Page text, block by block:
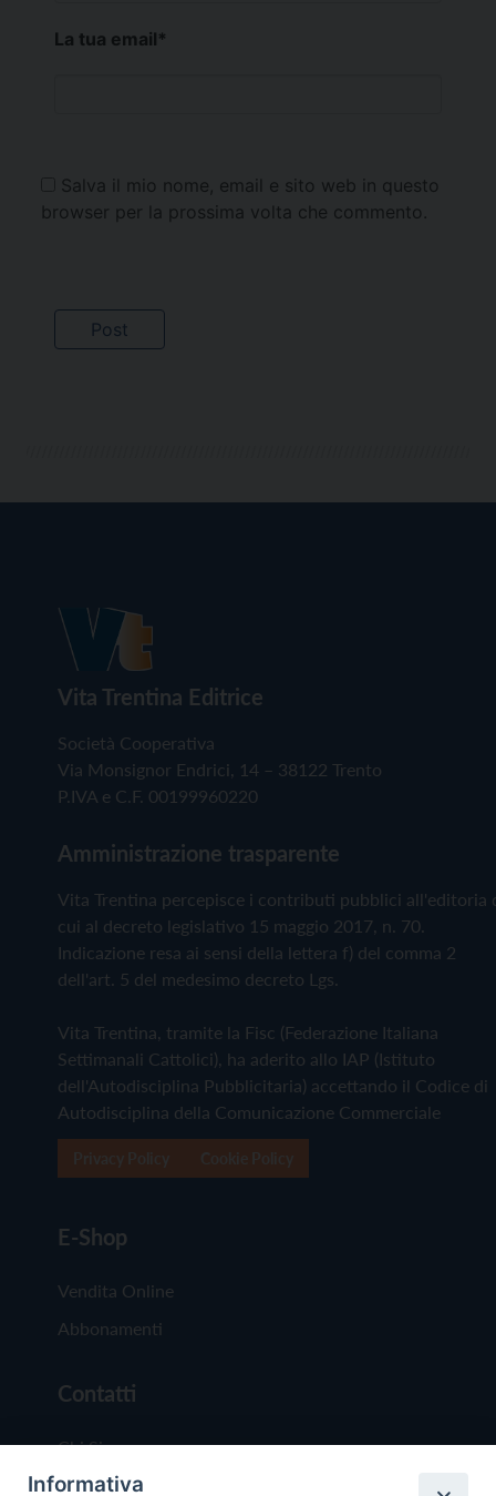
La tua email*
Salva il mio nome, email e sito web in questo
browser per la prossima volta che commento.
Vita Trentina Editrice
Società Cooperativa
Via Monsignor Endrici, 14 – 38122 Trento
P.IVA e C.F. 00199960220
Amministrazione trasparente
Vita Trentina percepisce i contributi pubblici all'editoria
cui al decreto legislativo 15 maggio 2017, n. 70.
Indicazione resa ai sensi della lettera f) del comma 2
dell'art. 5 del medesimo decreto Lgs.
Vita Trentina, tramite la Fisc (Federazione Italiana
Settimanali Cattolici), ha aderito allo IAP (Istituto
dell'Autodisciplina Pubblicitaria) accettando il Codice di
Autodisciplina della Comunicazione Commerciale
E-Shop
Vendita Online
Abbonamenti
Contatti
Chi Siamo
Redazione
Informativa